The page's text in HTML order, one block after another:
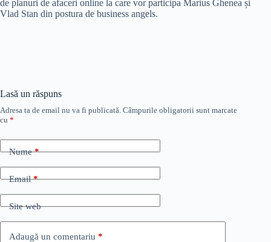
de planuri de afaceri online la care vor participa Marius Ghenea și
Vlad Stan din postura de business angels.
Lasă un răspuns
Adresa ta de email nu va fi publicată. Câmpurile obligatorii sunt marcate
cu *
Nume*
Email*
Site web
Adaugă un comentariu *